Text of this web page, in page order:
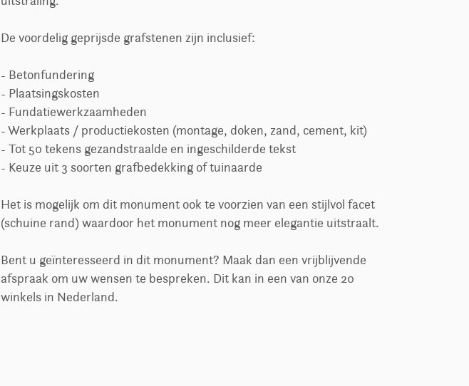
De voordelig geprijsde grafstenen zijn inclusief:
- Betonfundering
- Plaatsingskosten
- Fundatiewerkzaamheden
- Werkplaats / productiekosten (montage, doken, zand, cement, kit)
- Tot 50 tekens gezandstraalde en ingeschilderde tekst
- Keuze uit 3 soorten grafbedekking of tuinaarde
Het is mogelijk om dit monument ook te voorzien van een stijlvol facet
(schuine rand) waardoor het monument nog meer elegantie uitstraalt.
Bent u geïnteresseerd in dit monument? Maak dan een vrijblijvende
afspraak om uw wensen te bespreken. Dit kan in een van onze 20
winkels in Nederland.